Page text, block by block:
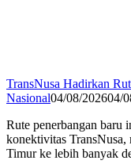
TransNusa Hadirkan
Nasional04/08/202604/
Rute penerbangan baru
konektivitas TransNusa,
Timur ke lebih banyak